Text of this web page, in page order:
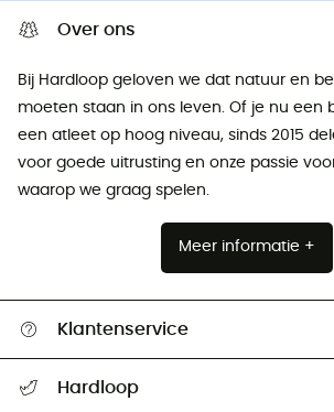
Over ons
Bij Hardloop geloven we dat natuur en
moeten staan ​​in ons leven. Of je nu een
een atleet op hoog niveau, sinds 2015
voor goede uitrusting en onze passie
waarop we graag spelen.
Meer informatie +
Klantenservice
Mijn zending volgen
Hardloop